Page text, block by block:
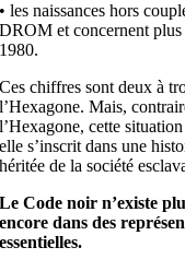
• les naissances hors
DROM et concernent plus
1980.
Ces chiffres sont deux à
l’Hexagone. Mais,
l’Hexagone, cette
elle s’inscrit dans une
héritée de la société
Le Code noir n’existe
encore dans des
essentielles.